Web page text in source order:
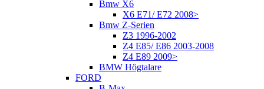
Bmw X6
X6 E71/ E72 2008>
Bmw Z-Serien
Z3 1996-2002
Z4 E85/ E86 2003-2008
Z4 E89 2009>
BMW Högtalare
FORD